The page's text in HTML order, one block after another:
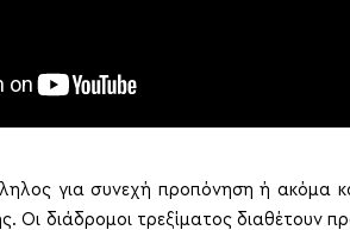
για συνεχή προπόνηση ή ακόμα
Οι διάδρομοι τρεξίματος